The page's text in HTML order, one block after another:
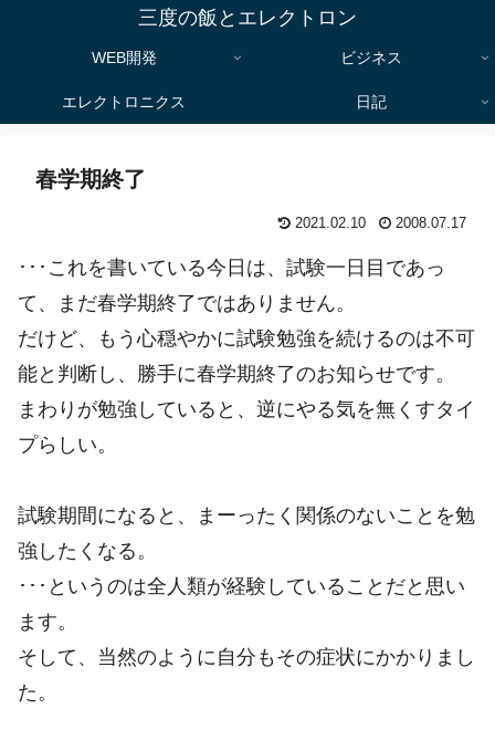
三度の飯とエレクトロン
WEB開発 ビジネス
エレクトロニクス 日記
春学期終了
2021.02.10 2008.07.17
･･･これを書いている今日は、試験一日目であっ
て、まだ春学期終了ではありません。
だけど、もう心穏やかに試験勉強を続けるのは不可
能と判断し、勝手に春学期終了のお知らせです。
まわりが勉強していると、逆にやる気を無くすタイ
プらしい。
試験期間になると、まーったく関係のないことを勉
強したくなる。
･･･というのは全人類が経験していることだと思い
ます。
そして、当然のように自分もその症状にかかりまし
た。